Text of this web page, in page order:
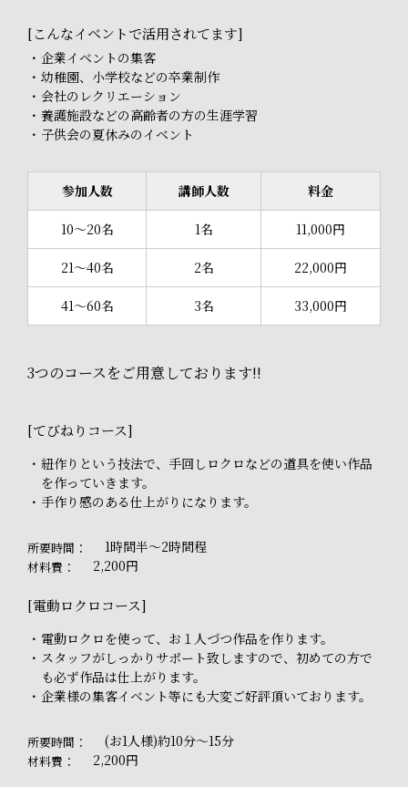
[こんなイベントで活用されてます]
企業イベントの集客
幼稚園、小学校などの卒業制作
会社のレクリエーション
養護施設などの高齢者の方の生涯学習
子供会の夏休みのイベント
参加人数 講師人数 料金
10～20名 1名 11,000円
21～40名 2名 22,000円
41～60名 3名 33,000円
3つのコースをご用意しております!!
[てびねりコース]
紐作りという技法で、手回しロクロなどの道具を使い作品
を作っていきます。
手作り感のある仕上がりになります。
所要時間： 1時間半～2時間程
材料費： 2,200円
[電動ロクロコース]
電動ロクロを使って、お１人づつ作品を作ります。
スタッフがしっかりサポート致しますので、初めての方で
も必ず作品は仕上がります。
企業様の集客イベント等にも大変ご好評頂いております。
所要時間： (お1人様)約10分～15分
材料費： 2,200円